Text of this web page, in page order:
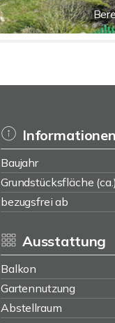
Informationen
Baujahr
Grundstücksfläche (ca.)
bezugsfrei ab
Ausstattung
Balkon
Gartennutzung
Abstellraum